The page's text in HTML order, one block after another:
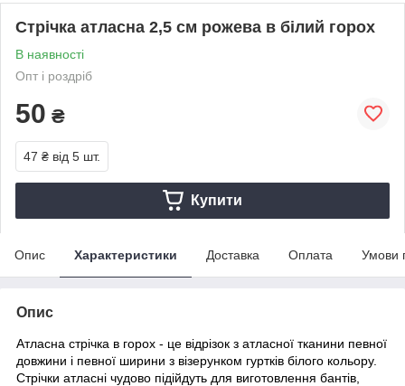
Стрічка атласна 2,5 см рожева в білий горох
В наявності
Опт і роздріб
50 ₴
47 ₴ від 5 шт.
Купити
Опис Характеристики Доставка Оплата Умови
Опис
Атласна стрічка в горох - це відрізок з атласної тканини певної
довжини і певної ширини з візерунком гуртків білого кольору.
Стрічки атласні чудово підійдуть для виготовлення бантів,